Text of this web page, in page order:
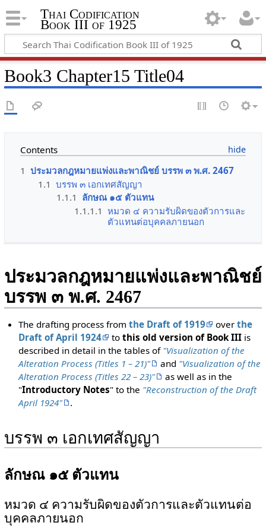
Thai Codification
Book III of 1925
Book3 Chapter15 Title04
Contents
1 ประมวลกฎหมายแพ่งและพาณิชย์ บรรพ ๓ พ.ศ. 2467
1.1 บรรพ ๓ เอกเทศสัญญา
1.1.1 ลักษณ ๑๕ ตัวแทน
1.1.1.1 หมวด ๔ ความรับผิดของตัวการและ
ตัวแทนต่อบุคคลภายนอก
ประมวลกฎหมายแพ่งและพาณิชย์
บรรพ ๓ พ.ศ. 2467
The drafting process fromthe Draft of 1919 overthe
Draft of April 1924
tothis old version of Book III is
described in detail in the tables of "Visualization of the
Alteration Process (Titles 1 – 21)"
and "Visualization of the
Alteration Process (Titles 22 – 23)"
as well as in the
"Introductory Notes" to the "Reconstruction of the Draft
April 1924"
.
บรรพ ๓ เอกเทศสัญญา
ลักษณ ๑๕ ตัวแทน
หมวด ๔ ความรับผิดของตัวการและตัวแทนต่อ
บุคคลภายนอก